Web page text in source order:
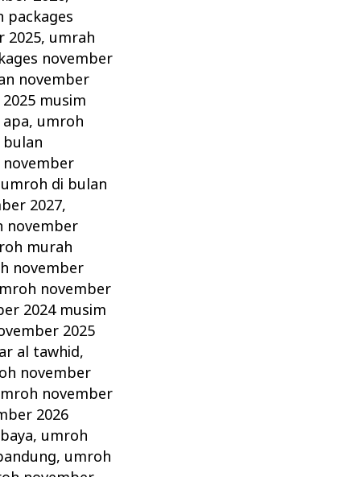
packages
2025, umrah
november
november
musim
, umroh
umroh di bulan
2027,
november
murah
november
november
2024 musim
2025
al tawhid,
november
november
2026
, umroh
, umroh